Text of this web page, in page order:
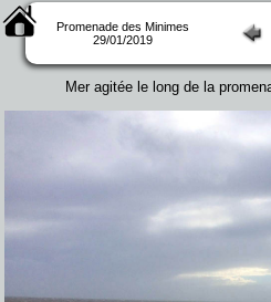
Promenade des Minimes
29/01/2019
Mer agitée le long de la